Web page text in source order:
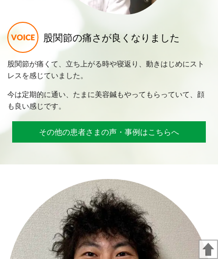
股関節の痛さが良くなりました
股関節が痛くて、立ち上がる時や寝返り、動きはじめにスト
レスを感じていました。
今は定期的に通い、たまに美容鍼もやってもらっていて、顔
も良い感じです。
その他の患者さまの声・事例はこちらへ